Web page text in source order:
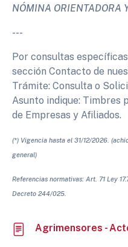
NÓMINA ORIENTADORA
- - -
Por consultas
sección Contacto de
Trámite: Consulta o
Asunto indique: Timbres
de Empresas y Afiliados.
(*) Vigencia hasta el 31/12/2026.
general)
Referencias normativas: Art. 71 Ley
Decreto 244/025.
Agrimensores -